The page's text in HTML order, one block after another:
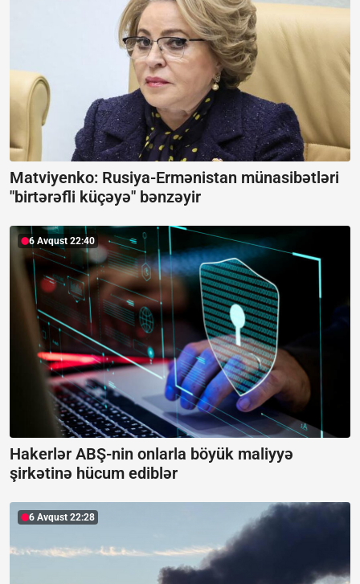
Matviyenko: Rusiya-Ermənistan münasibətləri
"birtərəfli küçəyə" bənzəyir
6 Avqust 22:40
Hakerlər ABŞ-nin onlarla böyük maliyyə
şirkətinə hücum ediblər
6 Avqust 22:28